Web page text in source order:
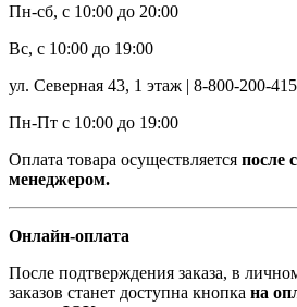
Пн-сб, с 10:00 до 20:00
Вс, с 10:00 до 19:00
ул. Северная 43, 1 этаж | 8-800-200-
Пн-Пт с 10:00 до 19:00
Оплата товара осуществляется после
менеджером.
Онлайн-оплата
После подтверждения заказа, в
заказов станет доступна кнопка на